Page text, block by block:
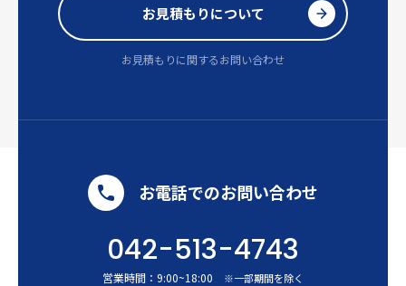
お見積もりについて
お見積もりに関するお問い合わせ
お電話でのお問い合わせ
042-513-4743
営業時間： 9:00~18:00 ※一部期間を除く